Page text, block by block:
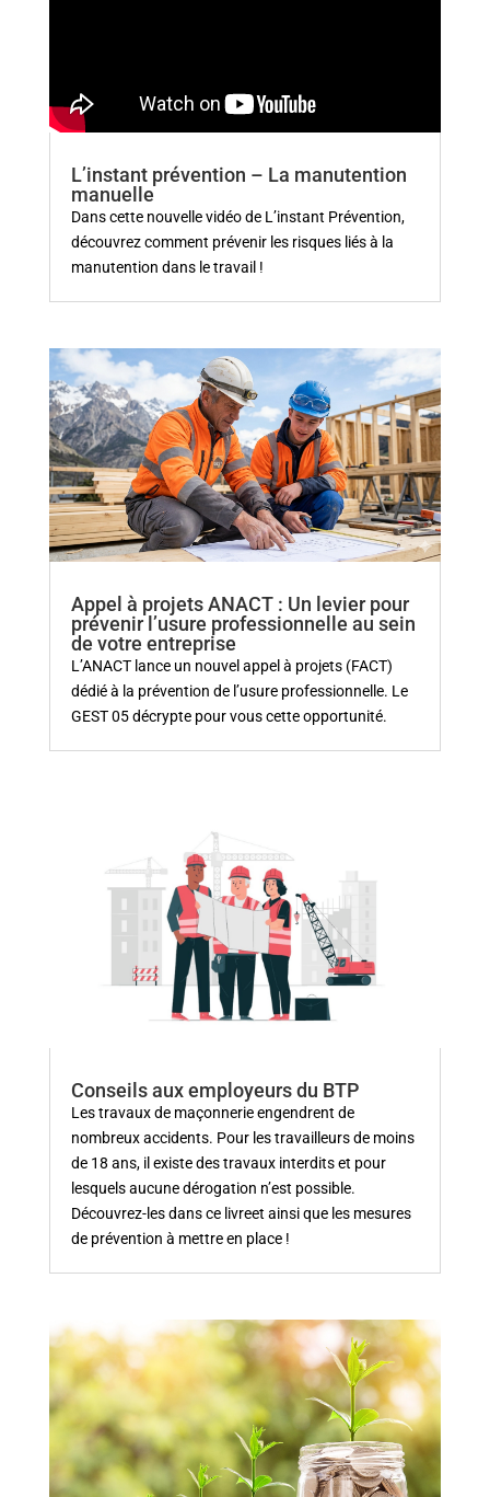
L’instant prévention – La manutention
manuelle
Dans cette nouvelle vidéo de L’instant Prévention,
découvrez comment prévenir les risques liés à la
manutention dans le travail !
Appel à projets ANACT : Un levier pour
prévenir l’usure professionnelle au sein
de votre entreprise
L’ANACT lance un nouvel appel à projets (FACT)
dédié à la prévention de l’usure professionnelle. Le
GEST 05 décrypte pour vous cette opportunité.
Conseils aux employeurs du BTP
Les travaux de maçonnerie engendrent de
nombreux accidents. Pour les travailleurs de moins
de 18 ans, il existe des travaux interdits et pour
lesquels aucune dérogation n’est possible.
Découvrez-les dans ce livreet ainsi que les mesures
de prévention à mettre en place !